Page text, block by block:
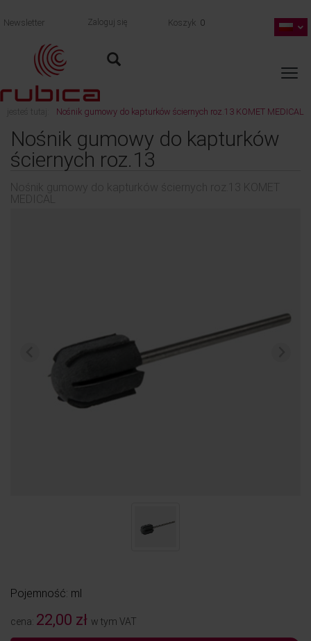
Newsletter Zaloguj się Koszyk 0
jesteś tutaj: Nośnik gumowy do kapturków ściernych roz.13 KOMET MEDICAL
Nośnik gumowy do kapturków
ściernych roz.13
Nośnik gumowy do kapturków ściernych roz.13 KOMET
MEDICAL
Pojemność: ml
cena: 22,00 zł w tym VAT